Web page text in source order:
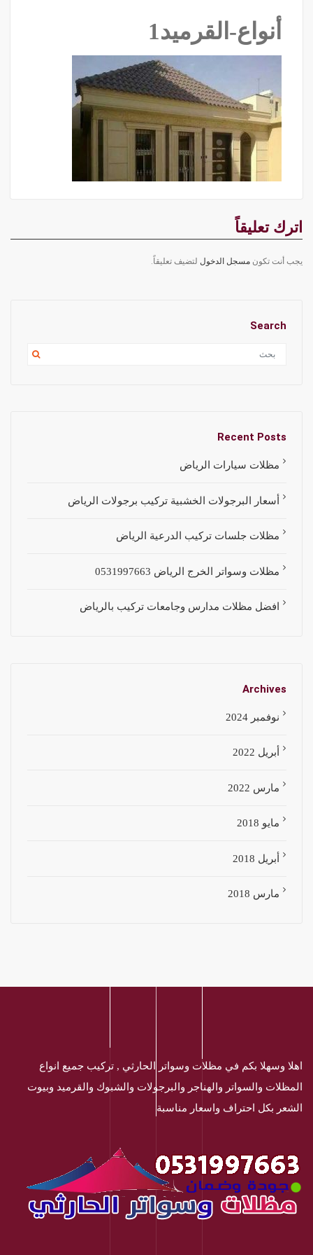
أنواع-القرميد1
اترك تعليقاً
يجب أنت تكون مسجل الدخول لتضيف تعليقاً.
Search
Recent Posts
مظلات سيارات الرياض
أسعار البرجولات الخشبية تركيب برجولات الرياض
مظلات جلسات تركيب الدرعية الرياض
مظلات وسواتر الخرج الرياض 0531997663
افضل مظلات مدارس وجامعات تركيب بالرياض
Archives
نوفمبر 2024
أبريل 2022
مارس 2022
مايو 2018
أبريل 2018
مارس 2018
اهلا وسهلا بكم في مظلات وسواتر الحارثي , تركيب جميع انواع
المظلات والسواتر والهناجر والبرجولات والشبوك والقرميد وبيوت
الشعر بكل احتراف واسعار مناسبة